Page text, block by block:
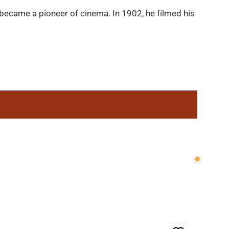
a pioneer of cinema. In 1902, he filmed his
Wenige